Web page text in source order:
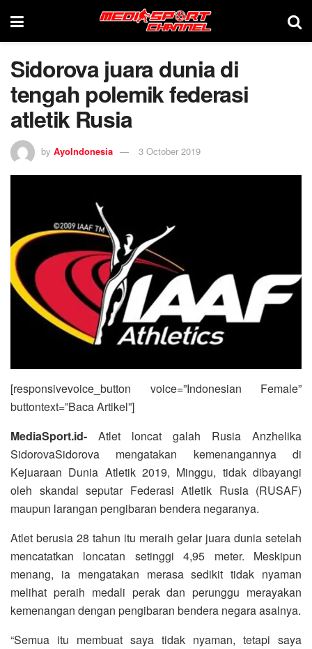
Sidorova juara dunia di
tengah polemik federasi
atletik Rusia
by AyoIndonesia 3 October 2019
[responsivevoice_button voice=”Indonesian Female”
buttontext=”Baca Artikel”]
MediaSport.id- Atlet loncat galah Rusia Anzhelika
SidorovaSidorova mengatakan kemenangannya di
Kejuaraan Dunia Atletik 2019, Minggu, tidak dibayangi
oleh skandal seputar Federasi Atletik Rusia (RUSAF)
maupun larangan pengibaran bendera negaranya.
Atlet berusia 28 tahun itu meraih gelar juara dunia setelah
mencatatkan loncatan setinggi 4,95 meter. Meskipun
menang, ia mengatakan merasa sedikit tidak nyaman
melihat peraih medali perak dan perunggu merayakan
kemenangan dengan pengibaran bendera negara asalnya.
“Semua itu membuat saya tidak nyaman, tetapi saya